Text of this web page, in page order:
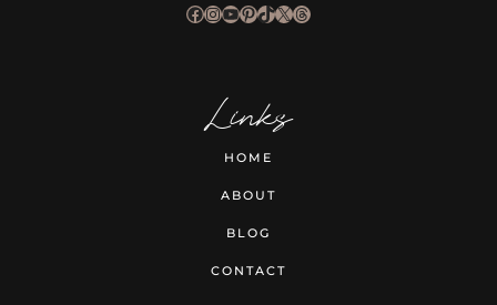
Facebook
Instagram
YouTube
Pinterest
TikTok
X Threads
Links
HOME
ABOUT
BLOG
CONTACT